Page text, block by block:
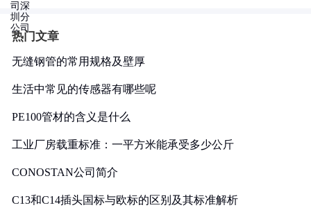
热门文章
无缝钢管的常用规格及壁厚
生活中常见的传感器有哪些呢
PE100管材的含义是什么
工业厂房载重标准：一平方米能承受多少公斤
CONOSTAN公司简介
C13和C14插头国标与欧标的区别及其标准解析